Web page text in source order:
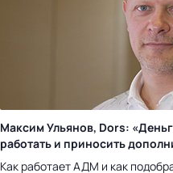
Максим Ульянов, Dors:
работать и приносить
Как работает АДМ и как